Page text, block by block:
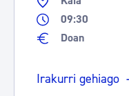
09:30
Doan
Irakurri gehiago